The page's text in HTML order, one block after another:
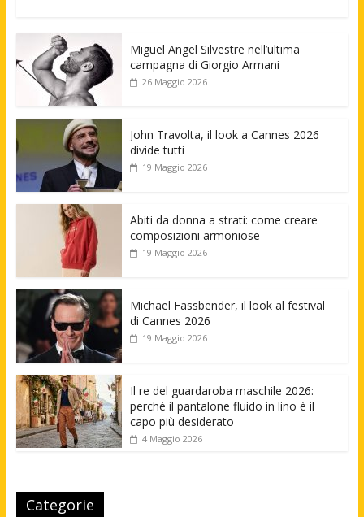
Miguel Angel Silvestre nell’ultima
campagna di Giorgio Armani
26 Maggio 2026
John Travolta, il look a Cannes 2026
divide tutti
19 Maggio 2026
Abiti da donna a strati: come creare
composizioni armoniose
19 Maggio 2026
Michael Fassbender, il look al festival
di Cannes 2026
19 Maggio 2026
Il re del guardaroba maschile 2026:
perché il pantalone fluido in lino è il
capo più desiderato
4 Maggio 2026
Categorie